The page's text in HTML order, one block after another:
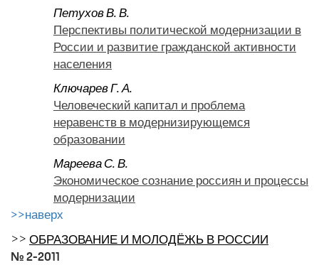
Петухов В. В.
Перспективы политической модернизации в
России и развитие гражданской активности
населения
Ключарев Г. А.
Человеческий капитал и проблема
неравенств в модернизирующемся
образовании
Мареева С. В.
Экономическое сознание россиян и процессы
модернизации
>>наверх
>> ОБРАЗОВАНИЕ И МОЛОДЁЖЬ В РОССИИ
№ 2-2011